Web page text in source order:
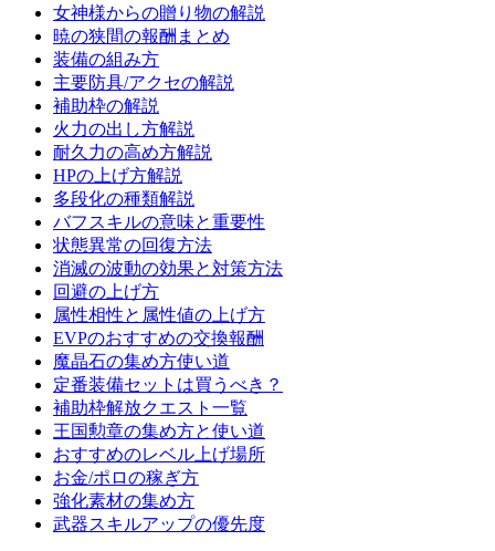
女神様からの贈り物の解説
暁の狭間の報酬まとめ
装備の組み方
主要防具/アクセの解説
補助枠の解説
火力の出し方解説
耐久力の高め方解説
HPの上げ方解説
多段化の種類解説
バフスキルの意味と重要性
状態異常の回復方法
消滅の波動の効果と対策方法
回避の上げ方
属性相性と属性値の上げ方
EVPのおすすめの交換報酬
魔晶石の集め方使い道
定番装備セットは買うべき？
補助枠解放クエスト一覧
王国勲章の集め方と使い道
おすすめのレベル上げ場所
お金/ポロの稼ぎ方
強化素材の集め方
武器スキルアップの優先度